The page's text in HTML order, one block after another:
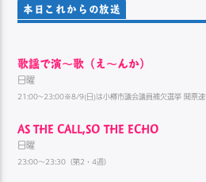
本日これからの放送
歌謡で演〜歌（え〜んか）
日曜
21:00~23:00※8/9(日)は小樽市議会議員補欠選挙 開票速
AS THE CALL,SO THE ECHO
日曜
23:00～23:30（第2・4週）